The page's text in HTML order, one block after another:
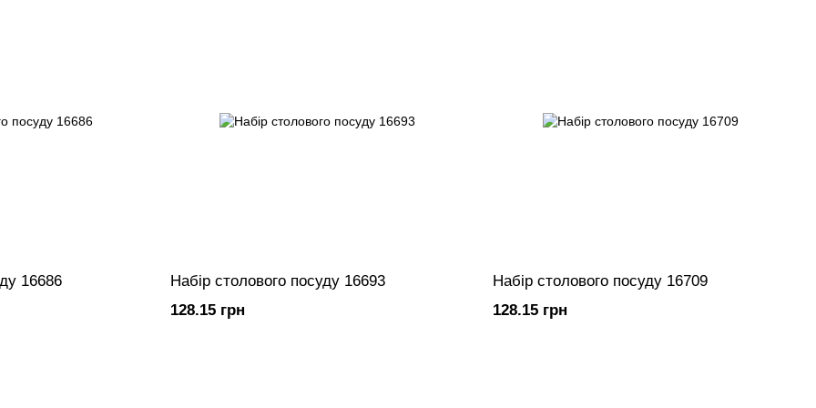
16686
Набір столового посуду 16693
128.15 грн
Набір столового посуду 16709
128.15 грн